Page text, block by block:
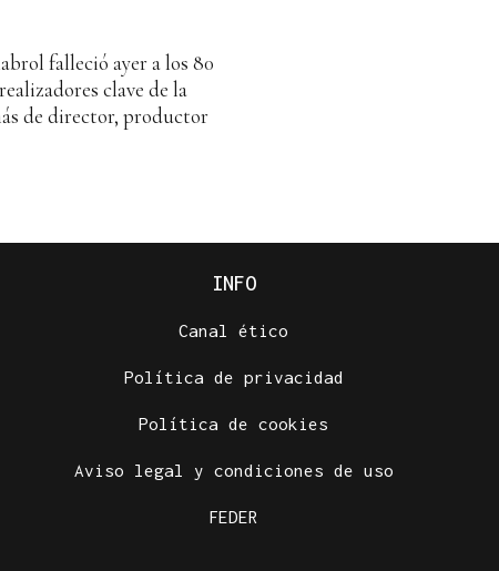
falleció ayer a los 80
clave de la
de director, productor
INFO
Canal ético
Política de privacidad
Política de cookies
Aviso legal y condiciones de uso
FEDER